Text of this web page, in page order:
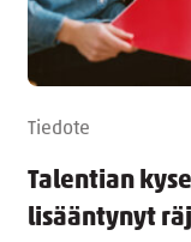
Tiedote
Talentian
lisääntynyt